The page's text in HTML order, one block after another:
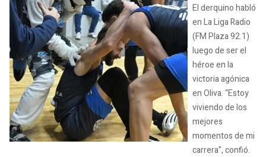
El derquino habló
en La Liga Radio
(FM Plaza 92.1)
luego de ser el
héroe en la
victoria agónica
en Oliva. “Estoy
viviendo de los
mejores
momentos de mi
carrera”, confió.